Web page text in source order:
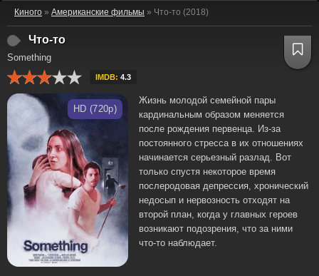
Киного » Американские фильмы » Что-то (2018)
Что-то
Something
IMDB: 4.3
HD (720p)
Жизнь молодой семейной пары
кардинальным образом меняется
после рождения первенца. Из-за
постоянного стресса в их отношениях
начинается серьезный разлад. Вот
только спустя некоторое время
послеродовая депрессия, хронический
недосып и нервозность отходят на
второй план, когда у главных героев
возникают подозрения, что за ними
что-то наблюдает.